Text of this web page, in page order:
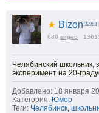
★ Bizon 32963 |
680 видео
Челябинский школьник,
эксперимент на 20-
Добавлено: 18 января
Категория: Юмор
Теги: Челябинск